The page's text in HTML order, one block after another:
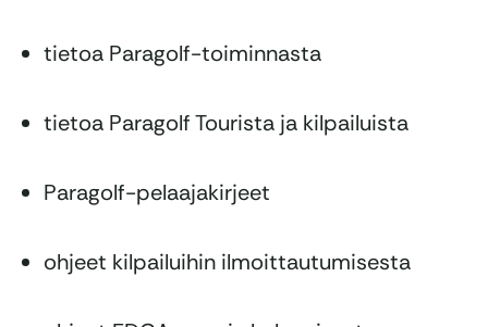
tietoa Paragolf-toiminnasta
tietoa Paragolf Tourista ja kilpailuista
Paragolf-pelaajakirjeet
ohjeet kilpailuihin ilmoittautumisesta